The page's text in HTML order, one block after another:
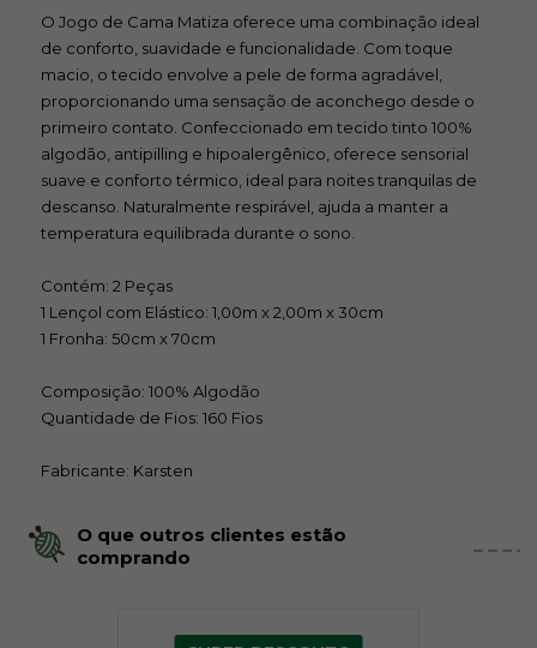
O Jogo de Cama Matiza oferece uma combinação ideal
de conforto, suavidade e funcionalidade. Com toque
macio, o tecido envolve a pele de forma agradável,
proporcionando uma sensação de aconchego desde o
primeiro contato. Confeccionado em tecido tinto 100%
algodão, antipilling e hipoalergênico, oferece sensorial
suave e conforto térmico, ideal para noites tranquilas de
descanso. Naturalmente respirável, ajuda a manter a
temperatura equilibrada durante o sono.
Contém: 2 Peças
1 Lençol com Elástico: 1,00m x 2,00m x 30cm
1 Fronha: 50cm x 70cm
Composição: 100% Algodão
Quantidade de Fios: 160 Fios
Fabricante: Karsten
O que outros clientes estão
comprando